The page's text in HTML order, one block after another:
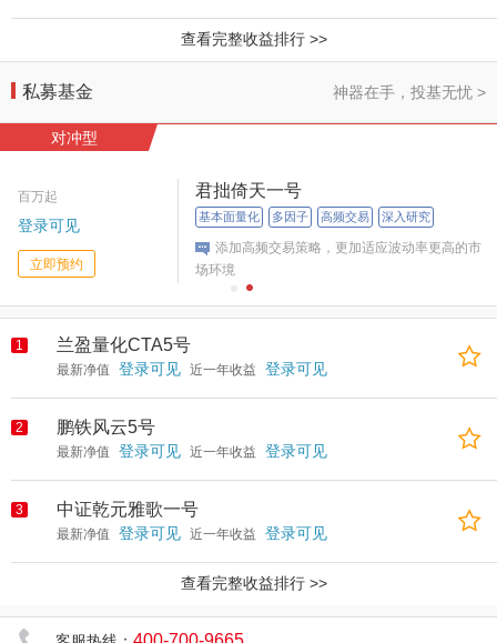
查看完整收益排行 >>
私募基金 神器在手，投基无忧 >
对冲型
百万起
登录可见
立即预约
君拙倚天一号
基本面量化 多因子 高频交易 深入研究
添加高频交易策略，更加适应波动率更高的市
场环境
1 兰盈量化CTA5号
最新净值 登录可见 近一年收益 登录可见
2 鹏铁风云5号
最新净值 登录可见 近一年收益 登录可见
3 中证乾元雅歌一号
最新净值 登录可见 近一年收益 登录可见
查看完整收益排行 >>